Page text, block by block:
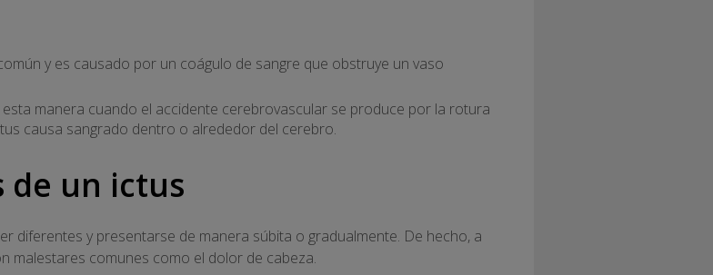
y es causado por un coágulo de sangre que obstruye un vaso
esta manera cuando el accidente cerebrovascular se produce por la rotura
causa sangrado dentro o alrededor del cerebro.
de un ictus
diferentes y presentarse de manera súbita o gradualmente. De hecho, a
malestares comunes como el dolor de cabeza.